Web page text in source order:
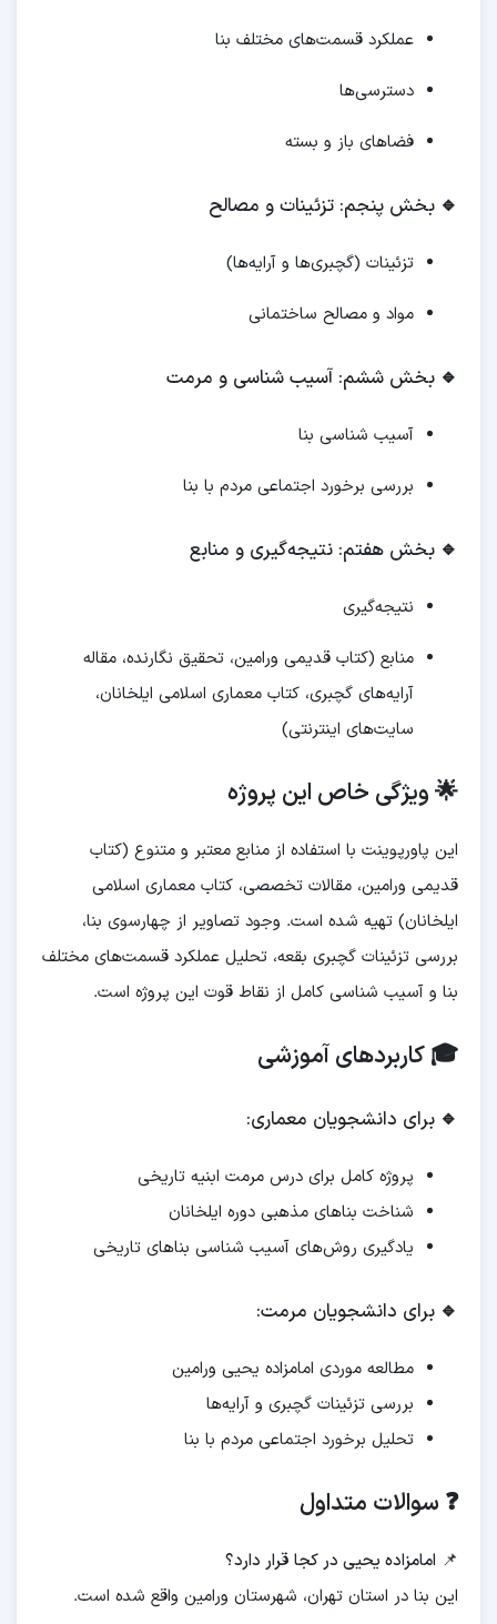
عملکرد قسمت‌های مختلف بنا
دسترسی‌ها
فضاهای باز و بسته
🔹 بخش پنجم: تزئینات و مصالح
تزئینات (گچبری‌ها و آرایه‌ها)
مواد و مصالح ساختمانی
🔹 بخش ششم: آسیب شناسی و مرمت
آسیب شناسی بنا
بررسی برخورد اجتماعی مردم با بنا
🔹 بخش هفتم: نتیجه‌گیری و منابع
نتیجه‌گیری
منابع (کتاب قدیمی ورامین، تحقیق نگارنده، مقاله
آرایه‌های گچبری، کتاب معماری اسلامی ایلخانان،
سایت‌های اینترنتی)
🌟 ویژگی خاص این پروژه
این پاورپوینت با استفاده از منابع معتبر و متنوع (کتاب
قدیمی ورامین، مقالات تخصصی، کتاب معماری اسلامی
ایلخانان) تهیه شده است. وجود تصاویر از چهارسوی بنا،
بررسی تزئینات گچبری بقعه، تحلیل عملکرد قسمت‌های مختلف
بنا و آسیب شناسی کامل از نقاط قوت این پروژه است.
🎓 کاربردهای آموزشی
🔹 برای دانشجویان معماری:
پروژه کامل برای درس مرمت ابنیه تاریخی
شناخت بناهای مذهبی دوره ایلخانان
یادگیری روش‌های آسیب شناسی بناهای تاریخی
🔹 برای دانشجویان مرمت:
مطالعه موردی امامزاده یحیی ورامین
بررسی تزئینات گچبری و آرایه‌ها
تحلیل برخورد اجتماعی مردم با بنا
❓ سوالات متداول
📌 امامزاده یحیی در کجا قرار دارد؟
این بنا در استان تهران، شهرستان ورامین واقع شده است.